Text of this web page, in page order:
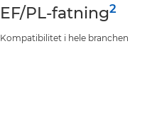
EF/PL-fatning2
Kompatibilitet i hele branchen